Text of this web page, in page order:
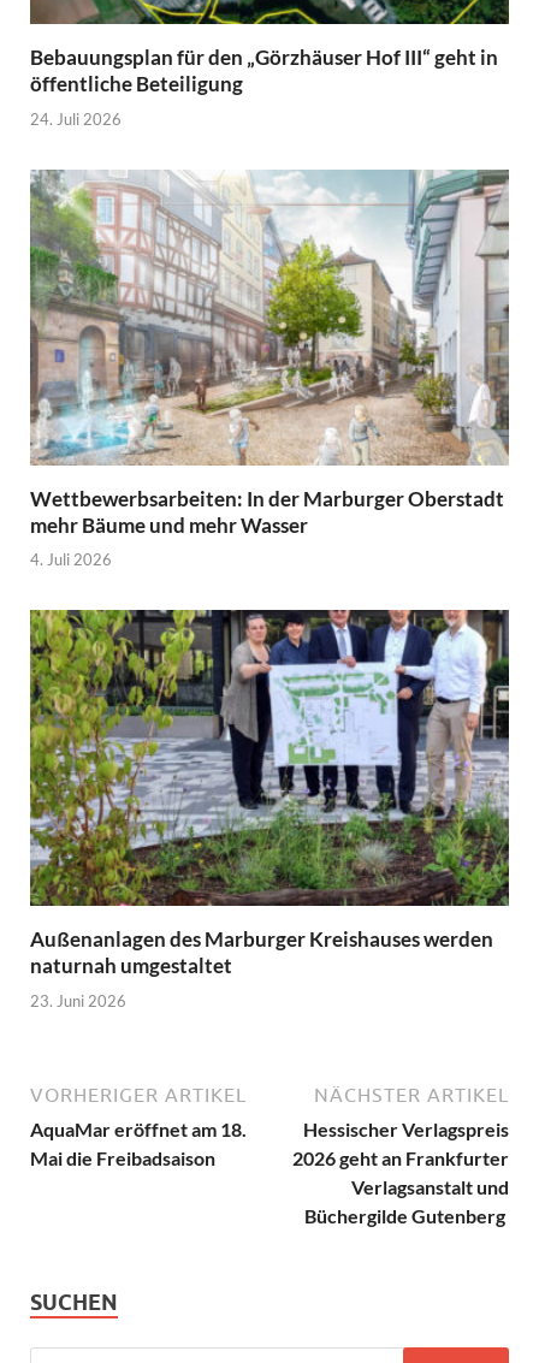
Bebauungsplan für den „Görzhäuser Hof III“ geht in
öffentliche Beteiligung
24. Juli 2026
Wettbewerbsarbeiten: In der Marburger Oberstadt
mehr Bäume und mehr Wasser
4. Juli 2026
Außenanlagen des Marburger Kreishauses werden
naturnah umgestaltet
23. Juni 2026
VORHERIGER ARTIKEL
AquaMar eröffnet am 18.
Mai die Freibadsaison
NÄCHSTER ARTIKEL
Hessischer Verlagspreis
2026 geht an Frankfurter
Verlagsanstalt und
Büchergilde Gutenberg
SUCHEN